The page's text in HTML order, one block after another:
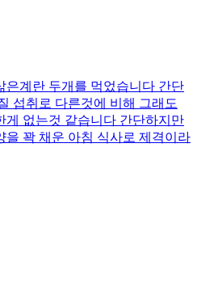
은계란 두개를 먹었습니다 간단
섭취로 다른것에 비해 그래도
게 없는것 같습니다 간단하지만
을 꽉 채운 아침 식사로 제격이라